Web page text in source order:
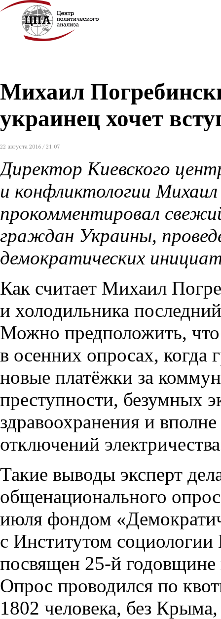
Михаил
украинец хочет
22 августа 2016 / 21:07
Директор Киевского
и конфликтологии
прокомментировал
граждан Украины,
демократических
Как считает Михаил
и холодильника
Можно предположить, что
в осенних опросах, когда
новые платёжки за
преступности, безумных
здравоохранения и
отключений
Такие выводы эксперт
общенационального
июля фондом
с Институтом
посвящен 25-й
Опрос проводился по
1802 человека, без